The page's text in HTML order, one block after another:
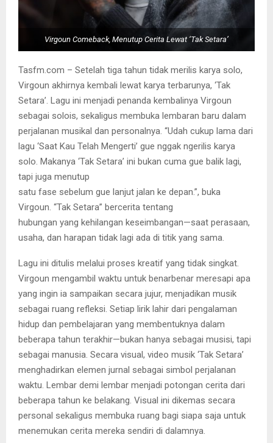
Virgoun Comeback, Menutup Cerita Lewat ‘Tak Setara’
Tasfm.com – Setelah tiga tahun tidak merilis karya solo,
Virgoun akhirnya kembali lewat karya terbarunya, ‘Tak
Setara’. Lagu ini menjadi penanda kembalinya Virgoun
sebagai solois, sekaligus membuka lembaran baru dalam
perjalanan musikal dan personalnya. “Udah cukup lama dari
lagu ‘Saat Kau Telah Mengerti’ gue nggak ngerilis karya
solo. Makanya ‘Tak Setara’ ini bukan cuma gue balik lagi,
tapi juga menutup
satu fase sebelum gue lanjut jalan ke depan.”, buka
Virgoun. “Tak Setara” bercerita tentang
hubungan yang kehilangan keseimbangan—saat perasaan,
usaha, dan harapan tidak lagi ada di titik yang sama.
Lagu ini ditulis melalui proses kreatif yang tidak singkat.
Virgoun mengambil waktu untuk benarbenar meresapi apa
yang ingin ia sampaikan secara jujur, menjadikan musik
sebagai ruang refleksi. Setiap lirik lahir dari pengalaman
hidup dan pembelajaran yang membentuknya dalam
beberapa tahun terakhir—bukan hanya sebagai musisi, tapi
sebagai manusia. Secara visual, video musik ‘Tak Setara’
menghadirkan elemen jurnal sebagai simbol perjalanan
waktu. Lembar demi lembar menjadi potongan cerita dari
beberapa tahun ke belakang. Visual ini dikemas secara
personal sekaligus membuka ruang bagi siapa saja untuk
menemukan cerita mereka sendiri di dalamnya.